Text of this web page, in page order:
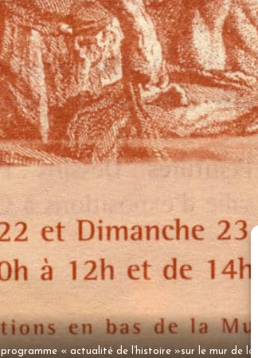
programme « actualité de l’histoire »sur le mur de la